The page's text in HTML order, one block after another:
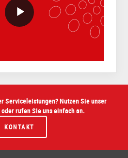
VideoWithLightboxBlock
Serviceleistungen? Nutzen Sie unser
rufen Sie uns einfach an.
KONTAKT